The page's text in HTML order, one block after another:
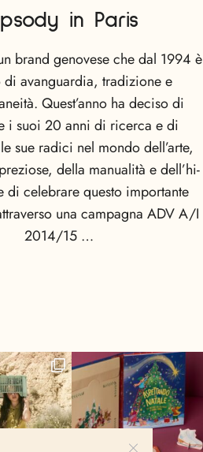
in Paris
brand genovese che dal 1994 è
avanguardia, tradizione e
Quest’anno ha deciso di
i suoi 20 anni di ricerca e di
sue radici nel mondo dell’arte,
della manualità e dell’hi-
di celebrare questo importante
una campagna ADV A/I
2014/15 …